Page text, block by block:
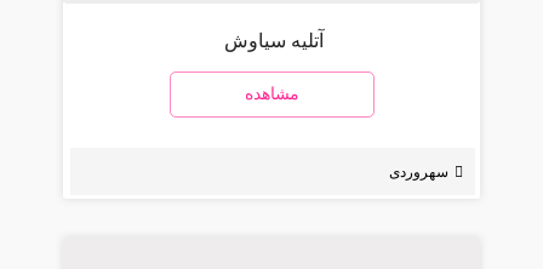
آتلیه سیاوش
مشاهده
سهروردی